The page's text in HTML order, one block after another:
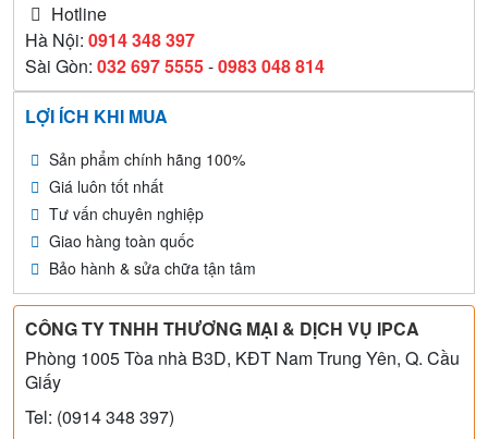
Hotline
Hà Nội: 0914 348 397
Sài Gòn: 032 697 5555-0983 048 814
LỢI ÍCH KHI MUA
Sản phẩm chính hãng 100%
Giá luôn tốt nhất
Tư vấn chuyên nghiệp
Giao hàng toàn quốc
Bảo hành & sửa chữa tận tâm
CÔNG TY TNHH THƯƠNG MẠI & DỊCH VỤ IPCA
Phòng 1005 Tòa nhà B3D, KĐT Nam Trung Yên, Q. Cầu
Giấy
Tel: (0914 348 397)